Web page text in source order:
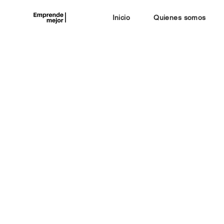
Inicio Quienes somos